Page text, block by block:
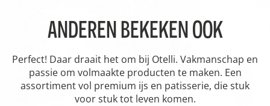
ANDEREN BEKEKEN OOK
Perfect! Daar draait het om bij Otelli. Vakmanschap en
passie om volmaakte producten te maken. Een
assortiment vol premium ijs en patisserie, die stuk
voor stuk tot leven komen.